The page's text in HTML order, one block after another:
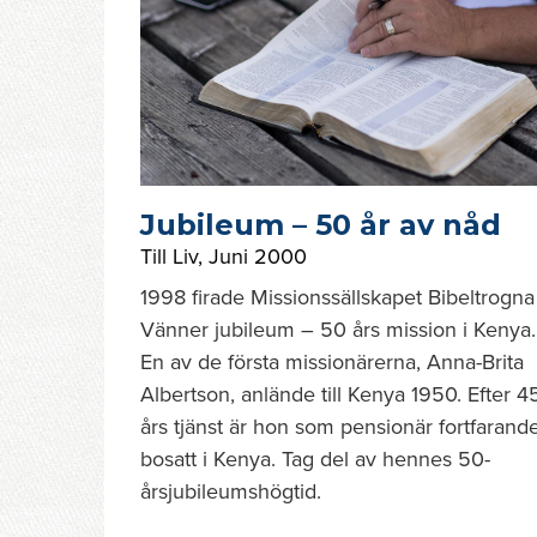
Jubileum – 50 år av nåd
Till Liv, Juni 2000
1998 firade Missionssällskapet Bibeltrogna
Vänner jubileum – 50 års mission i Kenya.
En av de första missionärerna, Anna-Brita
Albertson, anlände till Kenya 1950. Efter
års tjänst är hon som pensionär
bosatt i Kenya. Tag del av hennes 50-
årsjubileumshögtid.